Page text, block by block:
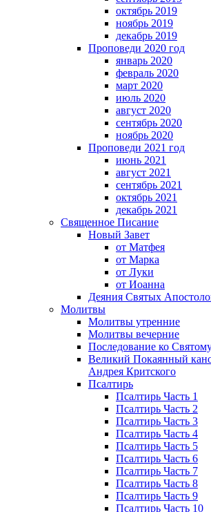
октябрь 2019
ноябрь 2019
декабрь 2019
Проповеди 2020 год
январь 2020
февраль 2020
март 2020
июль 2020
август 2020
сентябрь 2020
ноябрь 2020
Проповеди 2021 год
июнь 2021
август 2021
сентябрь 2021
октябрь 2021
декабрь 2021
Священное Писание
Новый Завет
от Матфея
от Марка
от Луки
от Иоанна
Деяния Святых
Молитвы
Молитвы утренние
Молитвы вечерние
Последование ко
Великий Покаянный
Андрея Критского
Псалтирь
Псалтирь Часть 1
Псалтирь Часть 2
Псалтирь Часть 3
Псалтирь Часть 4
Псалтирь Часть 5
Псалтирь Часть 6
Псалтирь Часть 7
Псалтирь Часть 8
Псалтирь Часть 9
Псалтирь Часть 10